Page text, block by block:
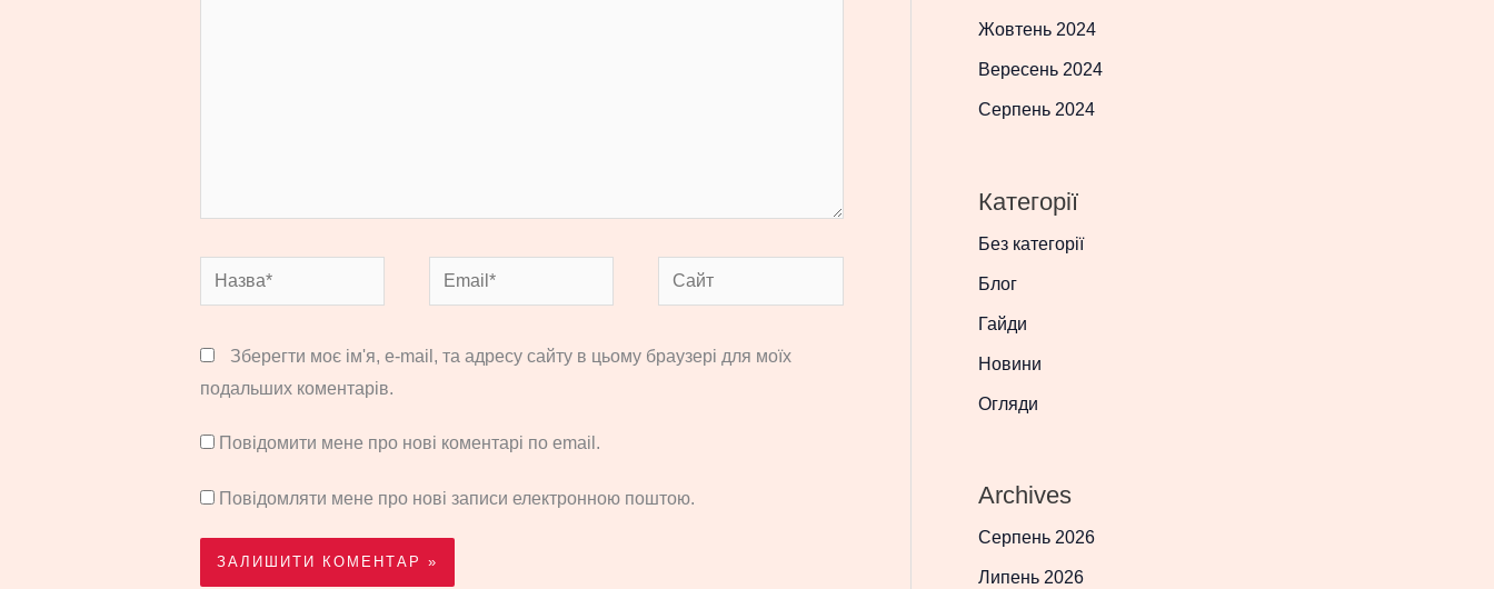
Назва* Email* Сайт
Зберегти моє ім'я, e-mail, та адресу сайту в цьому браузері для моїх
подальших коментарів.
Повідомити мене про нові коментарі по email.
Повідомляти мене про нові записи електронною поштою.
Жовтень 2024
Вересень 2024
Серпень 2024
Категорії
Без категорії
Блог
Гайди
Новини
Огляди
Archives
Серпень 2026
Липень 2026